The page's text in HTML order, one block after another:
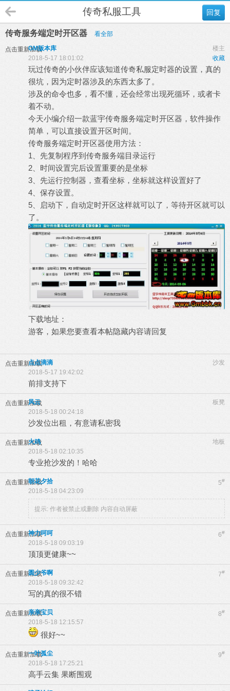
回复
传奇私服工具
传奇服务端定时开区器 看全部
点击重新加载 楼主
GM版本库
收藏
2018-5-17 18:01:02
玩过传奇的小伙伴应该知道传奇私服定时器的设置，真的
很坑，因为定时器涉及的东西太多了。
涉及的命令也多，看不懂，还会经常出现死循环，或者卡
着不动。
今天小编介绍一款蓝宇传奇服务端定时开区器，软件操作
简单，可以直接设置开区时间。
传奇服务端定时开区器使用方法：
1、先复制程序到传奇服务端目录运行
2、时间设置完后设置重要的是坐标
3、先运行控制器，查看坐标，坐标就这样设置好了
4、保存设置。
5、启动下，自动定时开区这样就可以了，等待开区就可以
了。
下载地址：
游客，如果您要查看本帖隐藏内容请回复
点击重新加载 沙发
点点滴滴
2018-5-17 19:42:02
前排支持下
点击重新加载 板凳
风云
2018-5-18 00:24:18
沙发位出租，有意请私密我
点击重新加载 地板
火鸡
2018-5-18 02:10:35
专业抢沙发的！哈哈
点击重新加载 5#
朝花夕拾
2018-5-18 04:23:09
提示: 作者被禁止或删除 内容自动屏蔽
点击重新加载 6#
神力呵呵
2018-5-18 09:03:19
顶顶更健康~~
点击重新加载 7#
圆少爷啊
2018-5-18 09:32:42
写的真的很不错
点击重新加载 8#
亲亲宝贝
2018-5-18 12:15:57
很好~~
点击重新加载 9#
一叶孤尘
2018-5-18 17:25:21
高手云集 果断围观